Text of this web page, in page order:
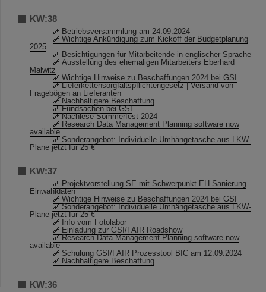
KW:38
Betriebsversammlung am 24.09.2024
Wichtige Ankündigung zum Kickoff der Budgetplanung
2025
Besichtigungen für Mitarbeitende in englischer Sprache
Ausstellung des ehemaligen Mitarbeiters Eberhard
Malwitz
Wichtige Hinweise zu Beschaffungen 2024 bei GSI
Lieferkettensorgfaltspflichtengesetz | Versand von
Fragebögen an Lieferanten
Nachhaltigere Beschaffung
Fundsachen bei GSI
Nachlese Sommerfest 2024
Research Data Management Planning software now
available
Sonderangebot: Individuelle Umhängetasche aus LKW-
Plane jetzt für 25 €
KW:37
Projektvorstellung SE mit Schwerpunkt EH Sanierung
Einwahldaten
Wichtige Hinweise zu Beschaffungen 2024 bei GSI
Sonderangebot: Individuelle Umhängetasche aus LKW-
Plane jetzt für 25 €
Info vom Fotolabor
Einladung zur GSI/FAIR Roadshow
Research Data Management Planning software now
available
Schulung GSI/FAIR Prozesstool BIC am 12.09.2024
Nachhaltigere Beschaffung
KW:36